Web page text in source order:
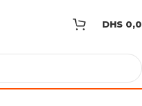
DHS